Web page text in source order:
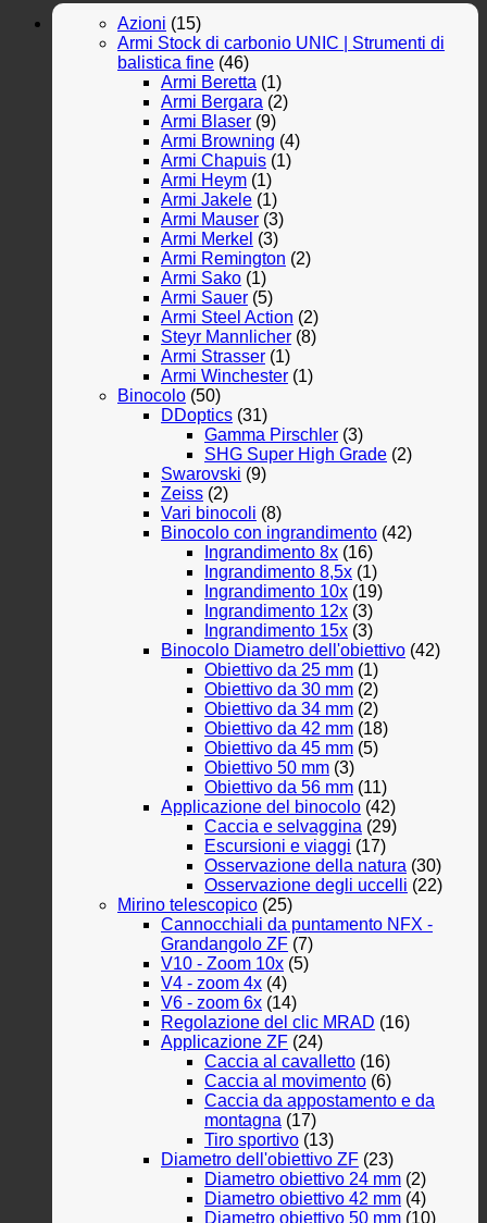
Azioni (15)
Armi Stock di carbonio UNIC | Strumenti di
balistica fine (46)
Armi Beretta (1)
Armi Bergara (2)
Armi Blaser (9)
Armi Browning (4)
Armi Chapuis (1)
Armi Heym (1)
Armi Jakele (1)
Armi Mauser (3)
Armi Merkel (3)
Armi Remington (2)
Armi Sako (1)
Armi Sauer (5)
Armi Steel Action (2)
Steyr Mannlicher (8)
Armi Strasser (1)
Armi Winchester (1)
Binocolo (50)
DDoptics (31)
Gamma Pirschler (3)
SHG Super High Grade (2)
Swarovski (9)
Zeiss (2)
Vari binocoli (8)
Binocolo con ingrandimento (42)
Ingrandimento 8x (16)
Ingrandimento 8,5x (1)
Ingrandimento 10x (19)
Ingrandimento 12x (3)
Ingrandimento 15x (3)
Binocolo Diametro dell'obiettivo (42)
Obiettivo da 25 mm (1)
Obiettivo da 30 mm (2)
Obiettivo da 34 mm (2)
Obiettivo da 42 mm (18)
Obiettivo da 45 mm (5)
Obiettivo 50 mm (3)
Obiettivo da 56 mm (11)
Applicazione del binocolo (42)
Caccia e selvaggina (29)
Escursioni e viaggi (17)
Osservazione della natura (30)
Osservazione degli uccelli (22)
Mirino telescopico (25)
Cannocchiali da puntamento NFX -
Grandangolo ZF (7)
V10 - Zoom 10x (5)
V4 - zoom 4x (4)
V6 - zoom 6x (14)
Regolazione del clic MRAD (16)
Applicazione ZF (24)
Caccia al cavalletto (16)
Caccia al movimento (6)
Caccia da appostamento e da
montagna (17)
Tiro sportivo (13)
Diametro dell'obiettivo ZF (23)
Diametro obiettivo 24 mm (2)
Diametro obiettivo 42 mm (4)
Diametro obiettivo 50 mm (10)